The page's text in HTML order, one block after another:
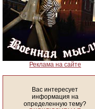
Реклама на сайте
Вас интересует
информация на
определенную тему?